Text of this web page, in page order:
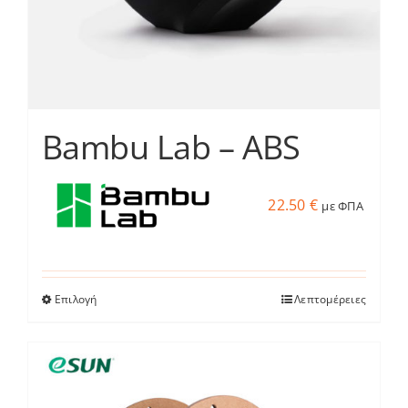
σελίδα
Bambu Lab – ABS
22.50 € με ΦΠΑ
ΕπιλογήΑυτό
έχει
πολλαπλές
Λεπτομέρειες